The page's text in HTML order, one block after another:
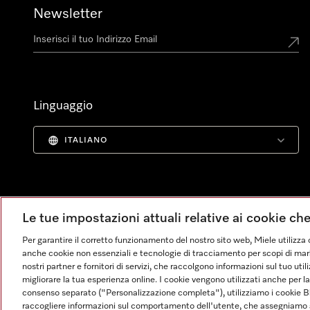
Newsletter
Linguaggio
ITALIANO
Le tue impostazioni attuali relative ai cookie
Per garantire il corretto funzionamento del nostro sito web, Miele
anche cookie non essenziali e tecnologie di tracciamento per scopi di
nostri partner e fornitori di servizi, che raccolgono informazioni sul tuo
migliorare la tua esperienza online. I cookie vengono utilizzati anche per
consenso separato ("Personalizzazione completa"), utilizziamo i cookie
raccogliere informazioni sul comportamento dell'utente, che